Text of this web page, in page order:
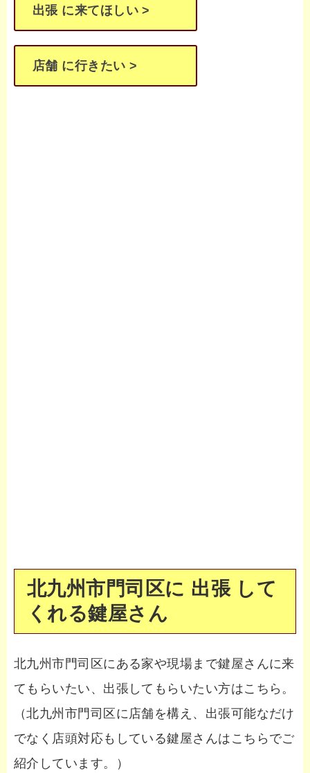
出張 に来てほしい >
店舗 に行きたい >
北九州市門司区に 出張 して
くれる鍵屋さん
北九州市門司区にある家や現場まで鍵屋さんに来
てもらいたい、出張してもらいたい方はこちら。
（北九州市門司区に店舗を構え、出張可能なだけ
でなく店頭対応もしている鍵屋さんはこちらでご
紹介しています。）